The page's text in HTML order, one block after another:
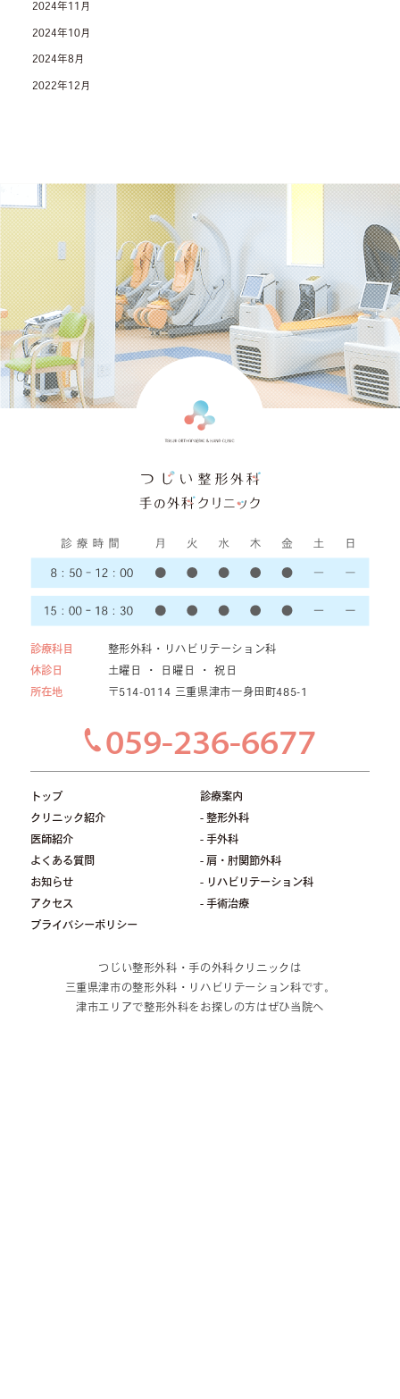
2024年11月
2024年10月
2024年8月
2022年12月
診療科目
整形外科・リハビリテーション科
休診日
土曜日 ・ 日曜日 ・ 祝日
所在地
〒514-0114 三重県津市一身田町485-1
059-236-6677
トップ
クリニック紹介
医師紹介
よくある質問
お知らせ
アクセス
プライバシーポリシー
診療案内
- 整形外科
- 手外科
- 肩・肘関節外科
- リハビリテーション科
- 手術治療
つじい整形外科・手の外科クリニックは
三重県津市の整形外科・リハビリテーション科です。
津市エリアで整形外科をお探しの方はぜひ当院へ